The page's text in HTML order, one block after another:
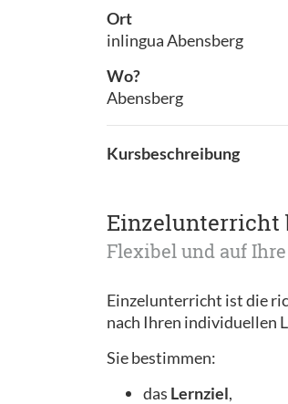
Ort
inlingua Abensberg
Wo?
Abensberg
Kursbeschreibung
Einzelunterricht
Flexibel und auf
Einzelunterricht ist die
nach Ihren individuellen
Sie bestimmen:
das Lernziel,